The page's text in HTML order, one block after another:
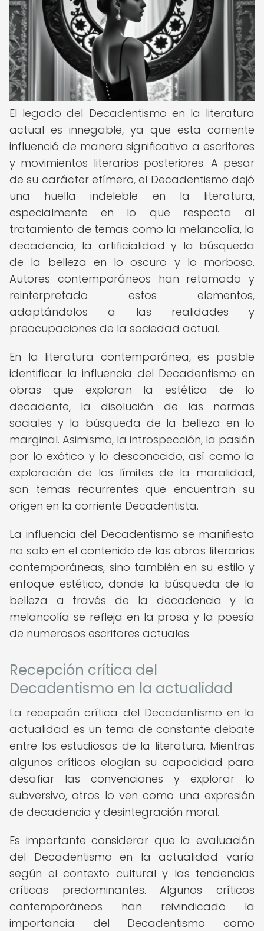
El legado del Decadentismo en la literatura
actual es innegable, ya que esta corriente
influenció de manera significativa a escritores
y movimientos literarios posteriores. A pesar
de su carácter efímero, el Decadentismo dejó
una huella indeleble en la literatura,
especialmente en lo que respecta al
tratamiento de temas como la melancolía, la
decadencia, la artificialidad y la búsqueda
de la belleza en lo oscuro y lo morboso.
Autores contemporáneos han retomado y
reinterpretado estos elementos,
adaptándolos a las realidades y
preocupaciones de la sociedad actual.
En la literatura contemporánea, es posible
identificar la influencia del Decadentismo en
obras que exploran la estética de lo
decadente, la disolución de las normas
sociales y la búsqueda de la belleza en lo
marginal. Asimismo, la introspección, la pasión
por lo exótico y lo desconocido, así como la
exploración de los límites de la moralidad,
son temas recurrentes que encuentran su
origen en la corriente Decadentista.
La influencia del Decadentismo se manifiesta
no solo en el contenido de las obras literarias
contemporáneas, sino también en su estilo y
enfoque estético, donde la búsqueda de la
belleza a través de la decadencia y la
melancolía se refleja en la prosa y la poesía
de numerosos escritores actuales.
Recepción crítica del
Decadentismo en la actualidad
La recepción crítica del Decadentismo en la
actualidad es un tema de constante debate
entre los estudiosos de la literatura. Mientras
algunos críticos elogian su capacidad para
desafiar las convenciones y explorar lo
subversivo, otros lo ven como una expresión
de decadencia y desintegración moral.
Es importante considerar que la evaluación
del Decadentismo en la actualidad varía
según el contexto cultural y las tendencias
críticas predominantes. Algunos críticos
contemporáneos han reivindicado la
importancia del Decadentismo como